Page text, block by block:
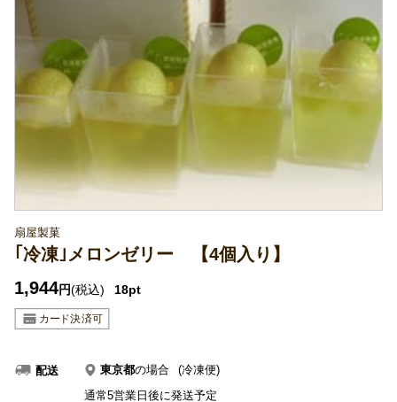
扇屋製菓
｢冷凍｣メロンゼリー 【4個入り】
1,944円(税込) 18pt
配送 東京都の場合
(冷凍便)
通常5営業日後に発送予定